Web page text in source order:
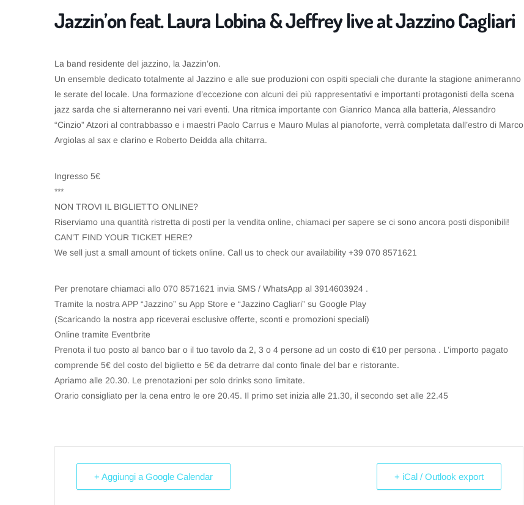
Jazzin’on feat. Laura Lobina & Jeffrey live at Jazzino Cagliari
La band residente del jazzino, la Jazzin’on.
Un ensemble dedicato totalmente al Jazzino e alle sue produzioni con ospiti speciali che durante la stagione animeranno
le serate del locale. Una formazione d’eccezione con alcuni dei più rappresentativi e importanti protagonisti della scena
jazz sarda che si alterneranno nei vari eventi. Una ritmica importante con Gianrico Manca alla batteria, Alessandro
“Cinzio” Atzori al contrabbasso e i maestri Paolo Carrus e Mauro Mulas al pianoforte, verrà completata dall’estro di Marco
Argiolas al sax e clarino e Roberto Deidda alla chitarra.
Ingresso 5€
***
NON TROVI IL BIGLIETTO ONLINE?
Riserviamo una quantità ristretta di posti per la vendita online, chiamaci per sapere se ci sono ancora posti disponibili!
CAN’T FIND YOUR TICKET HERE?
We sell just a small amount of tickets online. Call us to check our availability +39 070 8571621
Per prenotare chiamaci allo 070 8571621 invia SMS / WhatsApp al 3914603924 .
Tramite la nostra APP “Jazzino” su App Store e “Jazzino Cagliari” su Google Play
(Scaricando la nostra app riceverai esclusive offerte, sconti e promozioni speciali)
Online tramite Eventbrite
Prenota il tuo posto al banco bar o il tuo tavolo da 2, 3 o 4 persone ad un costo di €10 per persona . L’importo pagato
comprende 5€ del costo del biglietto e 5€ da detrarre dal conto finale del bar e ristorante.
Apriamo alle 20.30. Le prenotazioni per solo drinks sono limitate.
Orario consigliato per la cena entro le ore 20.45. Il primo set inizia alle 21.30, il secondo set alle 22.45
+ Aggiungi a Google Calendar + iCal / Outlook export